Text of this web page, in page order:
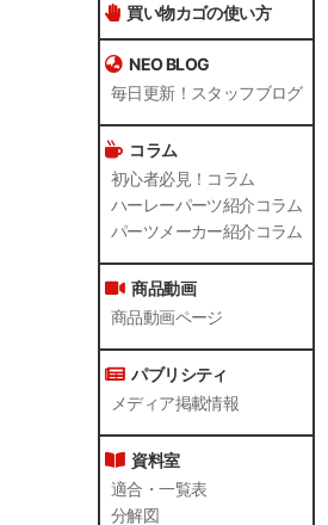
買い物カゴの使い方
NEO BLOG
毎日更新！スタッフブログ
コラム
初心者必見！コラム
ハーレーパーツ紹介コラム
パーツメーカー紹介コラム
商品動画
商品動画ページ
パブリシティ
メディア掲載情報
資料室
適合・一覧表
分解図